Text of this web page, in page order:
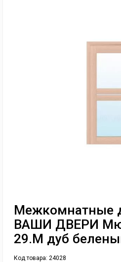
Межкомнатные
ВАШИ ДВЕРИ
29.M дуб
Код товара: 24028